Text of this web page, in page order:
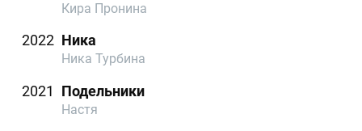
Кира Пронина
2022 Ника
Ника Турбина
2021 Подельники
Настя